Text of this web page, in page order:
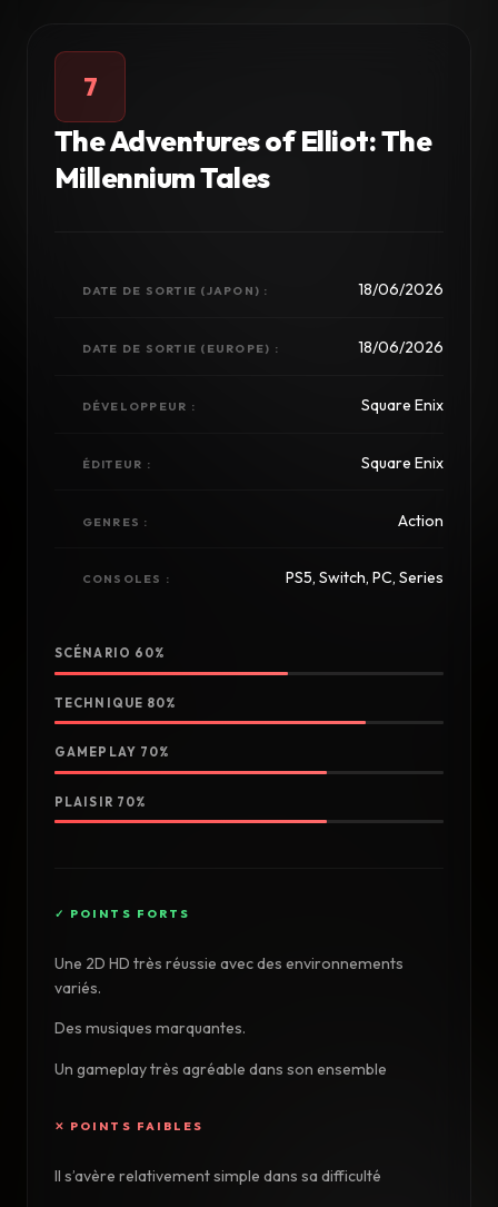
7
The Adventures of Elliot: The
Millennium Tales
DATE DE SORTIE (JAPON) : 18/06/2026
DATE DE SORTIE (EUROPE) : 18/06/2026
DÉVELOPPEUR : Square Enix
ÉDITEUR : Square Enix
GENRES : Action
CONSOLES : PS5, Switch, PC, Series
SCÉNARIO 60%
TECHNIQUE 80%
GAMEPLAY 70%
PLAISIR 70%
Une 2D HD très réussie avec des environnements
variés.
Des musiques marquantes.
Un gameplay très agréable dans son ensemble
Il s’avère relativement simple dans sa difficulté